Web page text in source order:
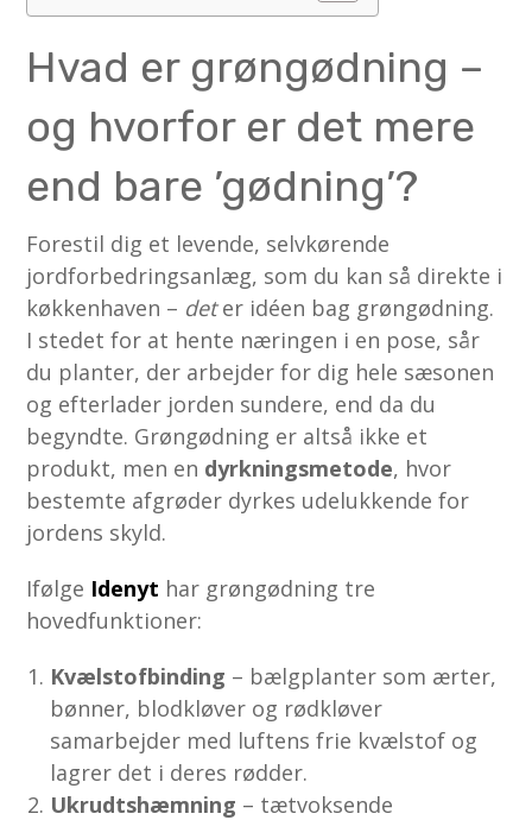
Hvad er grøngødning –
og hvorfor er det mere
end bare ’gødning’?
Forestil dig et levende, selvkørende
jordforbedringsanlæg, som du kan så direkte i
køkkenhaven – deter idéen bag grøngødning.
I stedet for at hente næringen i en pose, sår
du planter, der arbejder for dig hele sæsonen
og efterlader jorden sundere, end da du
begyndte. Grøngødning er altså ikke et
produkt, men en dyrkningsmetode, hvor
bestemte afgrøder dyrkes udelukkende for
jordens skyld.
Ifølge Idenyt har grøngødning tre
hovedfunktioner:
Kvælstofbinding – bælgplanter som ærter,
bønner, blodkløver og rødkløver
samarbejder med luftens frie kvælstof og
lagrer det i deres rødder.
Ukrudtshæmning – tætvoksende